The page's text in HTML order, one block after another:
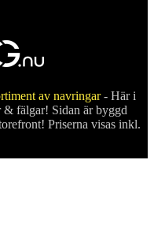
av navringar- Här i
fälgar! Sidan är byggd
Priserna visas inkl.